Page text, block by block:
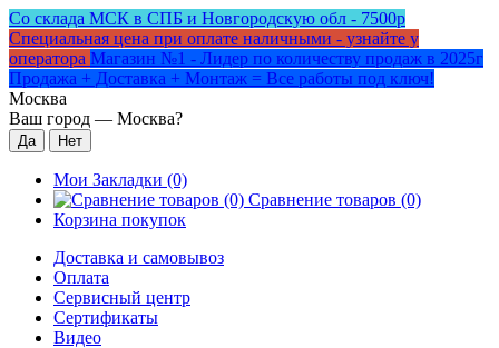
Со склада МСК в СПБ и Новгородскую обл - 7500р
Специальная цена при оплате наличными - узнайте у
оператора Магазин №1 - Лидер по количеству продаж в 2025г
Продажа + Доставка + Монтаж = Все работы под ключ!
Москва
Ваш город — Москва?
Мои Закладки (0)
Сравнение товаров (0)
Корзина покупок
Доставка и самовывоз
Оплата
Сервисный центр
Сертификаты
Видео